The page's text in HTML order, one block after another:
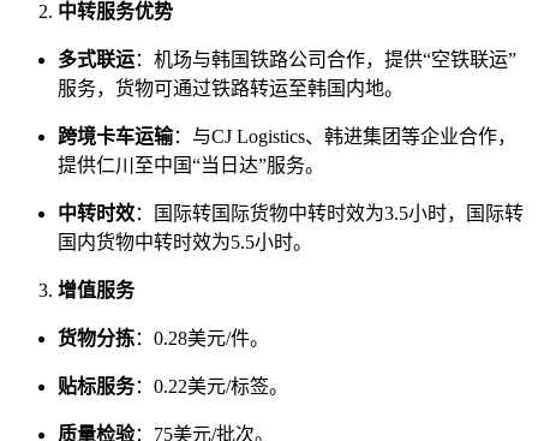
中转服务优势
多式联运：机场与韩国铁路公司合作，提供“空铁联运”
服务，货物可通过铁路转运至韩国内地。
跨境卡车运输：与CJ Logistics、韩进集团等企业合作，
提供仁川至中国“当日达”服务。
中转时效：国际转国际货物中转时效为3.5小时，国际转
国内货物中转时效为5.5小时。
增值服务
货物分拣：0.28美元/件。
贴标服务：0.22美元/标签。
质量检验：75美元/批次。